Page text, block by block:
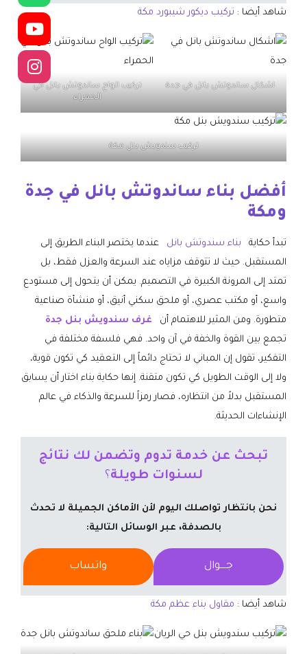
شاهد أيضا : تركيب ديكور شيبورد مكة
اشكال ساندوتش بانل في جدة
تركيب الواح ساندوتش بانل حي
الحمراء
تركيب سندويش بنل مكة
أفضل بناء ساندوتش بانل في جدة
ومكة
تبدأ حكاية بناء سندوتش بانل
عندما يختصر البناء الطريق إلى
المستقبل. حيث لا تتوقف مزاياه عند السرعة والعزل فقط، بل
تمتد إلى المرونة الكبيرة في التصميم. يمكن أن يتحول إلى مستودع
واسع، أو مكتب عصري، أو ملحق سكني أنيق، أو منشأة صناعية
متطورة. ومن المثير للاهتمام أن
غرف سندويش بنل جدة
تجمع بين القوة والخفة في آن واحد. فهي فلسفة مختلفة في
التفكير، تقول إن المباني لا تحتاج دائماً إلى التعقيد كي تكون قوية،
ولا إلى الوقت الطويل كي تكون متقنة. إنها حكاية بناء اختار أن يسابق
المستقبل بدلاً من انتظاره، فصار رمزاً للسرعة والذكاء في عالم
الإنشاءات الحديثة.
تبحث عن خدمة تدوم وتضمن لك نتائج
لسنوات طويلة ؟
نحن بانتظار تواصلك اليوم لأن الأماكن الجميلة لا تحدث
بالصدفة، عبر الوسائل التالية:
جــــوال واتساب
شاهد أيضا : مقاول بناء عظم مكة